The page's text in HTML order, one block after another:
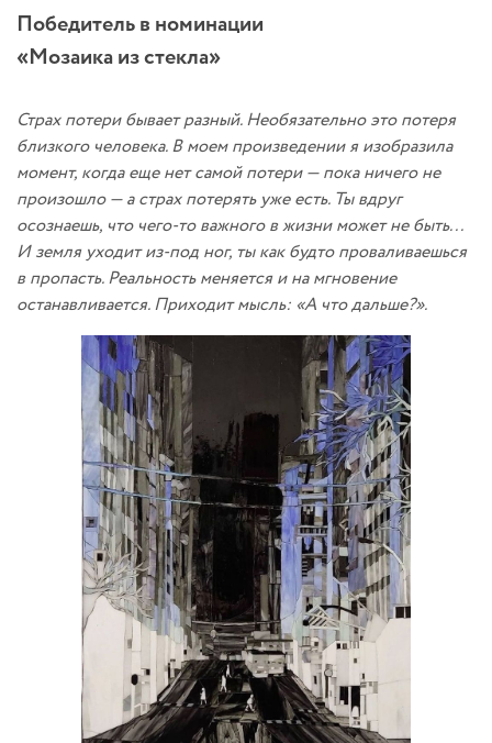
Победитель в номинации
«Мозаика из стекла»
Страх потери бывает разный. Необязательно это потеря
близкого человека. В моем произведении я изобразила
момент, когда еще нет самой потери — пока ничего не
произошло — а страх потерять уже есть. Ты вдруг
осознаешь, что чего-то важного в жизни может не быть...
И земля уходит из-под ног, ты как будто проваливаешься
в пропасть. Реальность меняется и на мгновение
останавливается. Приходит мысль: «А что дальше?».